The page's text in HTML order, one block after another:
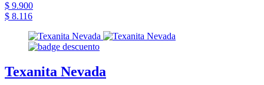
$ 9.900
$ 8.116
Texanita Nevada